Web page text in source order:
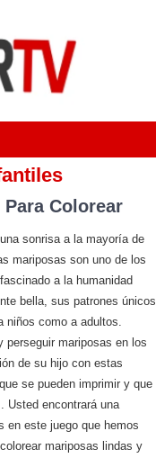
Colorear
sonrisa a la mayoría de
mariposas son uno de los
a la humanidad
bella, sus patrones únicos
niños como a adultos.
perseguir mariposas en los
de su hijo con estas
que se pueden imprimir y que
Usted encontrará una
en este juego que hemos
mariposas lindas y